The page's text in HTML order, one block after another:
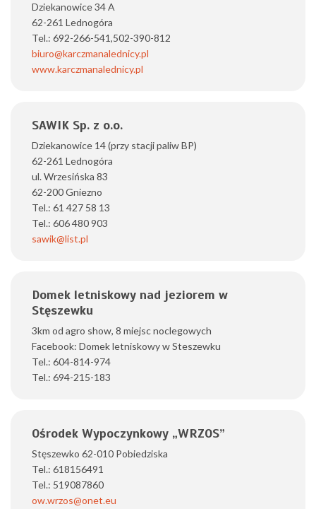
Dziekanowice 34 A
62-261 Lednogóra
Tel.: 692-266-541,502-390-812
biuro@karczmanalednicy.pl
www.karczmanalednicy.pl
SAWIK Sp. z o.o.
Dziekanowice 14 (przy stacji paliw BP)
62-261 Lednogóra
ul. Wrzesińska 83
62-200 Gniezno
Tel.: 61 427 58 13
Tel.: 606 480 903
sawik@list.pl
Domek letniskowy nad jeziorem w
Stęszewku
3km od agro show, 8 miejsc noclegowych
Facebook: Domek letniskowy w Steszewku
Tel.: 604-814-974
Tel.: 694-215-183
Ośrodek Wypoczynkowy „WRZOS”
Stęszewko 62-010 Pobiedziska
Tel.: 618156491
Tel.: 519087860
ow.wrzos@onet.eu